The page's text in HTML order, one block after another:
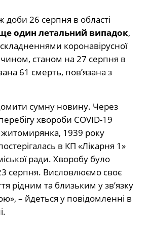
26 серпня в області
один летальний випадок,
коронавірусної
чином, станом на 27 серпня в
61 смерть, пов’язана з
сумну новину. Через
хвороби COVID-19
1939 року
в КП «Лікарня 1»
ради. Хворобу було
серпня. Висловлюємо своє
рідним та близьким у зв’язку
– йдеться у повідомленні в